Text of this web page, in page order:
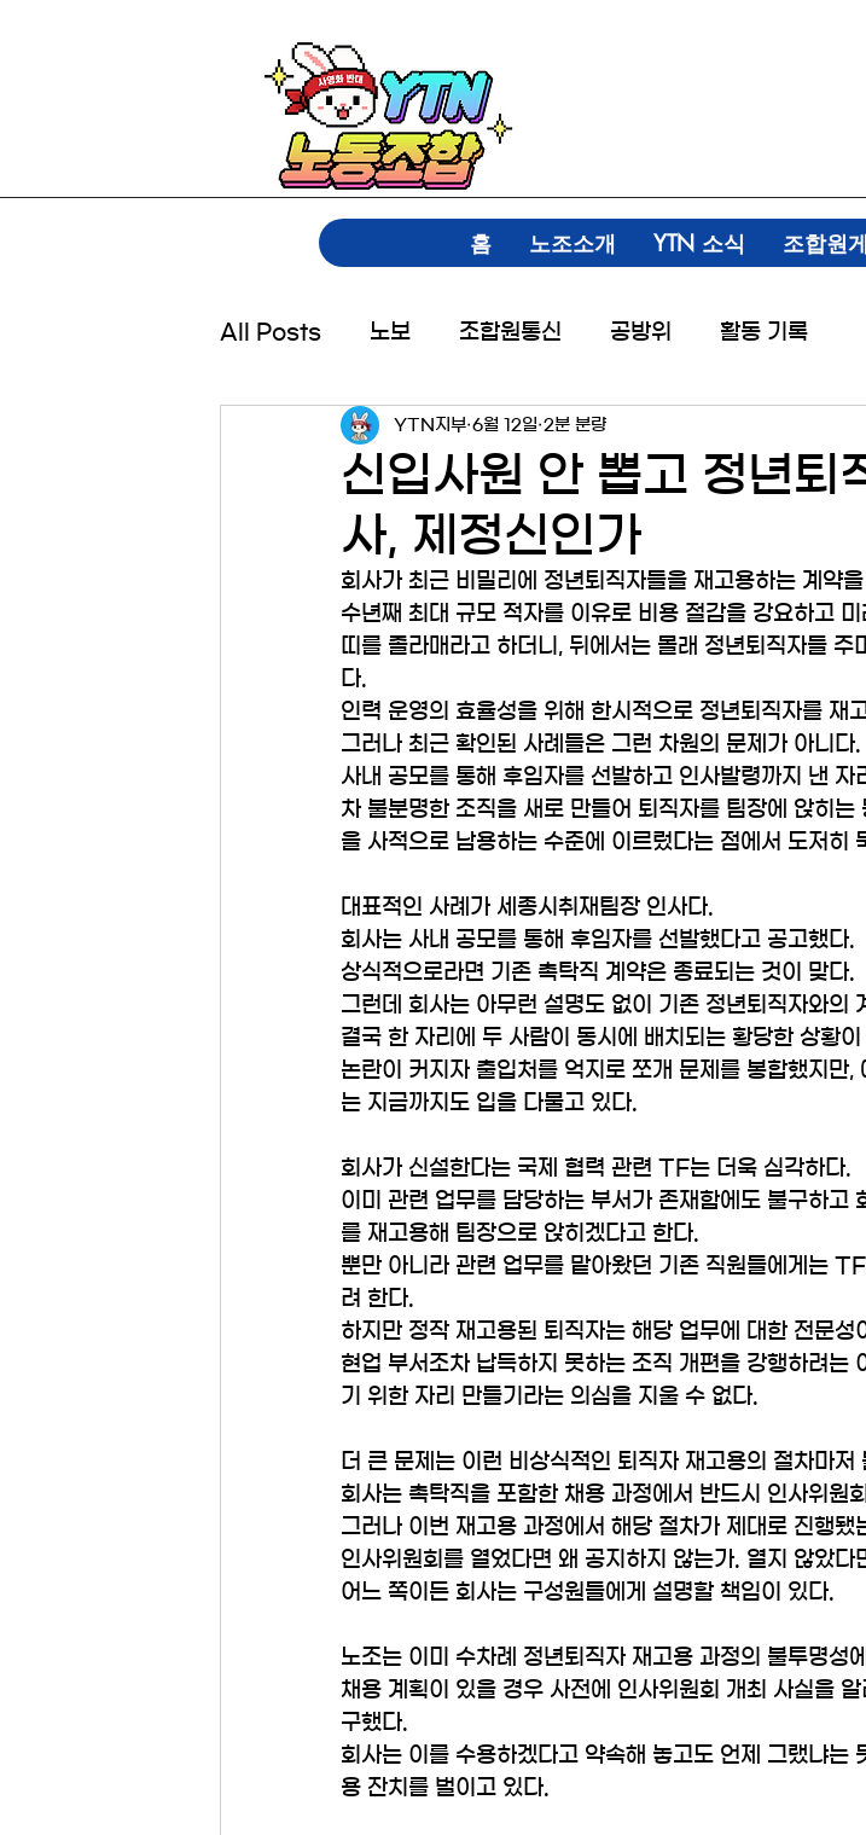
홈 노조소개 YTN 소식 조합원
All Posts 노보 조합원통신 공방위 활동 기록
신입사원 안 뽑고 정년퇴
사, 제정신인가
YTN지부 6월 12일 2분 분량
회사가 최근 비밀리에 정년퇴직자들을 재고용하는 계약
수년째 최대 규모 적자를 이유로 비용 절감을 강요하고
띠를 졸라매라고 하더니, 뒤에서는 몰래 정년퇴직자들 주
다.
인력 운영의 효율성을 위해 한시적으로 정년퇴직자를 재
그러나 최근 확인된 사례들은 그런 차원의 문제가 아니다.
사내 공모를 통해 후임자를 선발하고 인사발령까지 낸
차 불분명한 조직을 새로 만들어 퇴직자를 팀장에 앉히
을 사적으로 남용하는 수준에 이르렀다는 점에서 도저히
대표적인 사례가 세종시취재팀장 인사다.
회사는 사내 공모를 통해 후임자를 선발했다고 공고했다.
상식적으로라면 기존 촉탁직 계약은 종료되는 것이 맞다.
그런데 회사는 아무런 설명도 없이 기존 정년퇴직자와의
결국 한 자리에 두 사람이 동시에 배치되는 황당한 상황이
논란이 커지자 출입처를 억지로 쪼개 문제를 봉합했지만,
는 지금까지도 입을 다물고 있다.
회사가 신설한다는 국제 협력 관련 TF는 더욱 심각하다.
이미 관련 업무를 담당하는 부서가 존재함에도 불구하고
를 재고용해 팀장으로 앉히겠다고 한다.
뿐만 아니라 관련 업무를 맡아왔던 기존 직원들에게는
려 한다.
하지만 정작 재고용된 퇴직자는 해당 업무에 대한 전문
현업 부서조차 납득하지 못하는 조직 개편을 강행하려는
기 위한 자리 만들기라는 의심을 지울 수 없다.
더 큰 문제는 이런 비상식적인 퇴직자 재고용의 절차마저
회사는 촉탁직을 포함한 채용 과정에서 반드시 인사위원
그러나 이번 재고용 과정에서 해당 절차가 제대로 진행됐
인사위원회를 열었다면 왜 공지하지 않는가. 열지 않았다
어느 쪽이든 회사는 구성원들에게 설명할 책임이 있다.
노조는 이미 수차례 정년퇴직자 재고용 과정의 불투명성
채용 계획이 있을 경우 사전에 인사위원회 개최 사실을
구했다.
회사는 이를 수용하겠다고 약속해 놓고도 언제 그랬냐는
용 잔치를 벌이고 있다.